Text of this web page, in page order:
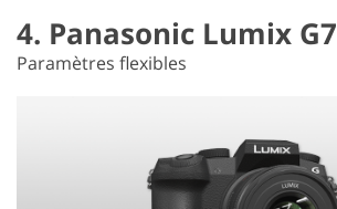
4. Panasonic Lumix G7
Paramètres flexibles